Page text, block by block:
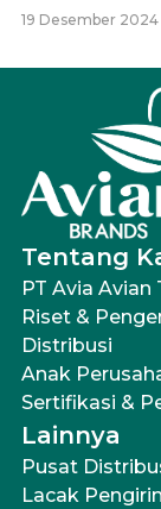
Interior Rumah
19 Desember 2024
Tentang
PT Avia Avian
Riset &
Distribusi
Anak
Sertifikasi &
Lainnya
Pusat
Lacak